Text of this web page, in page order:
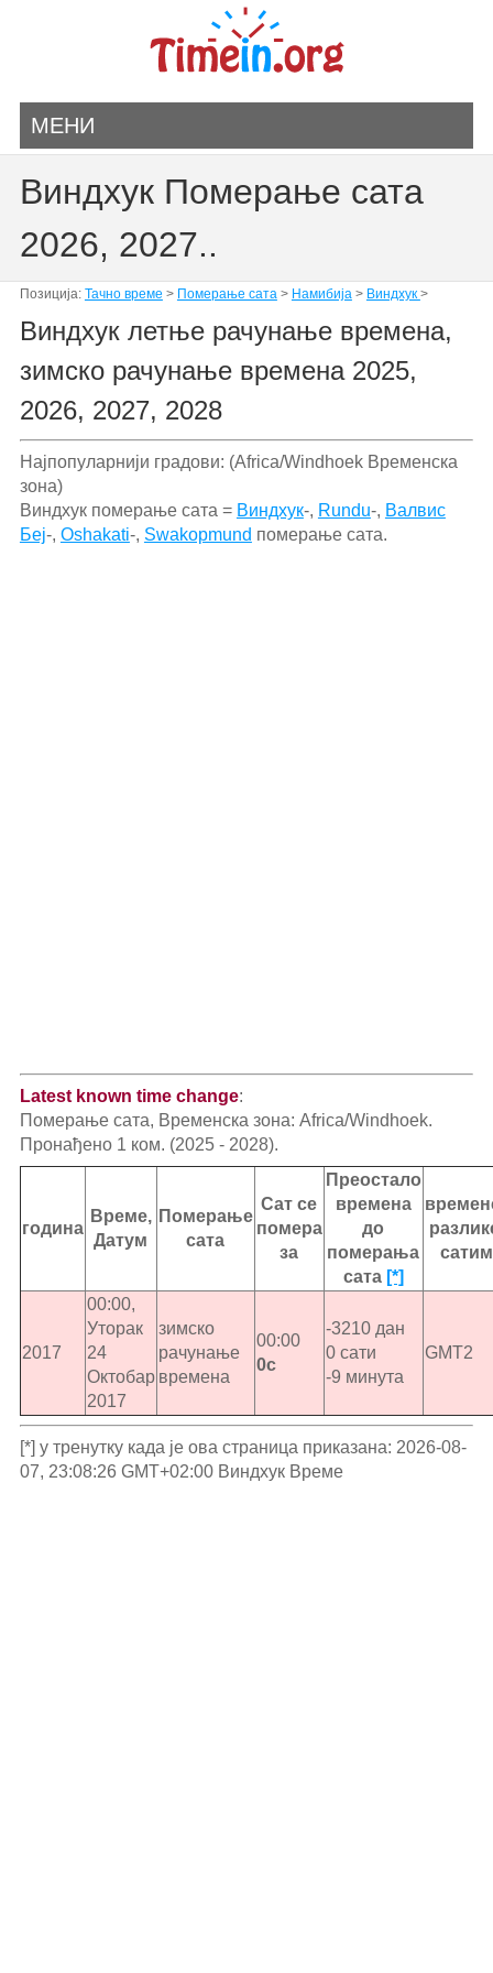
МЕНИ
Виндхук Померање сата
2026, 2027..
Позиција: Тачно време > Померање сата> Намибија> Виндхук >
Виндхук летње рачунање времена,
зимско рачунање времена 2025,
2026, 2027, 2028
Најпопуларнији градови: (Africa/Windhoek Временска
зона)
Виндхук померање сата = Виндхук-, Rundu-, Валвис
Беј-, Oshakati-, Swakopmund померање сата.
Latest known time change:
Померање сата, Временска зона: Africa/Windhoek.
Пронађено 1 ком. (2025 - 2028).
година
Време,
Датум
Померање
сата
Сат се
помера
за
Преостало
времена
до
померања
сата [*]
2017
00:00,
Уторак
24
Октобар
2017
зимско
рачунање
времена
00:00
0с
-3210 дан
0 сати
-9 минута
GMT2
[*] у тренутку када је ова страница приказана: 2026-08-
07, 23:08:26 GMT+02:00 Виндхук Време